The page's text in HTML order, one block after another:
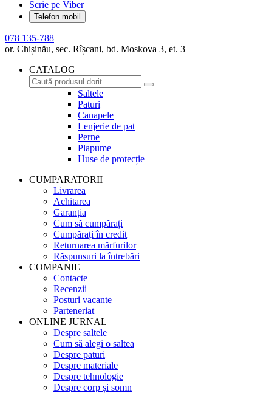
Scrie pe Viber
Telefon mobil
078 135-788
or. Chișinău, sec. Rîșcani, bd. Moskova 3, et. 3
CATALOG
Saltele
Paturi
Canapele
Lenjerie de pat
Perne
Plapume
Huse de protecție
CUMPARATORII
Livrarea
Achitarea
Garanția
Cum să cumpărați
Cumpărați în credit
Returnarea mărfurilor
Răspunsuri la întrebări
COMPANIE
Contacte
Recenzii
Posturi vacante
Parteneriat
ONLINE JURNAL
Despre saltele
Cum să alegi o saltea
Despre paturi
Despre materiale
Despre tehnologie
Despre corp și somn